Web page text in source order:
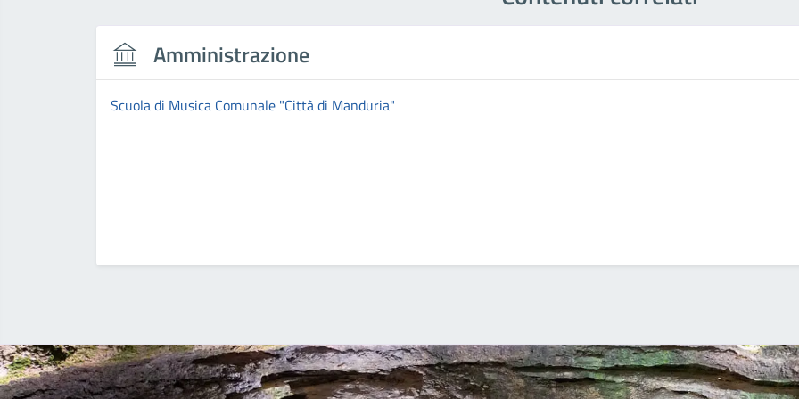
Amministrazione
Scuola di Musica Comunale "Città di Manduria"